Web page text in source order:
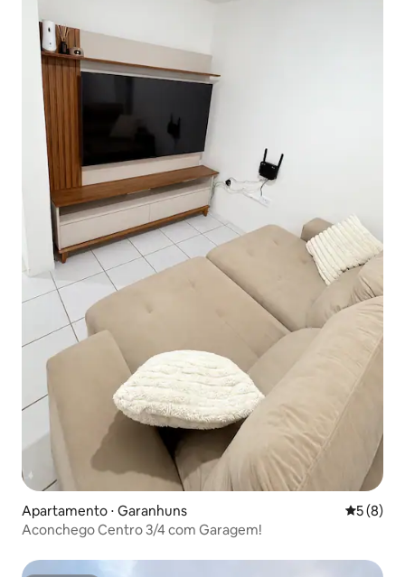
Apartamento ⋅ Garanhuns 5 de
5 (8)
Aconchego Centro 3/4 com Garagem!